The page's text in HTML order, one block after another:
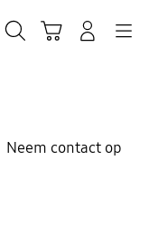
Neem contact op